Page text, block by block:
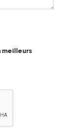
meilleurs